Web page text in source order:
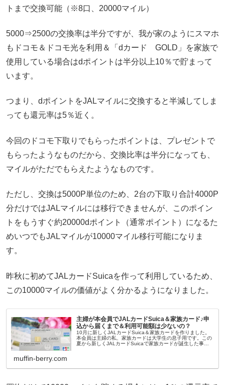
トまで交換可能（※8口、20000マイル）
5000⇒2500の交換率は半分ですが、我が家のようにスマホ
もドコモ＆ドコモ光を利用＆「dカード GOLD」を家族で
使用している場合はdポイントは半分以上10％で貯まって
います。
つまり、dポイントをJALマイルに交換すると半減してしま
っても還元率は5％近く。
今回のドコモ下取りでもらったポイントは、プレゼントで
もらったようなものだから、交換比率は半分になっても、
マイルがただでもらえたようなものです。
ただし、交換は5000P単位のため、2台の下取り合計4000P
分だけではJALマイルには移行できませんが、このポイン
トをもうすぐ約20000dポイント（通常ポイント）になるた
めいつでもJALマイルが10000マイル移行可能になりま
す。
昨秋に初めてJALカードSuicaを作って利用しているため、
この10000マイルの価値がよく分かるようになりました。
主婦が本会員でJALカードSuica＆家族カード♪申
込から届くまで＆利用可能額は少ないの？
10月に新しくJALカードSuica＆家族カードを作りました。
本会員は主婦の私、家族カードは大学生の息子用です。この
夏から新しくJALカードSuicaで家族カードが誕生した事を
muffin-berry.com